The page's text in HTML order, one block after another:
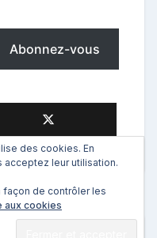
Abonnez-vous
des cookies. En
acceptez leur utilisation.
façon de contrôler les
aux cookies